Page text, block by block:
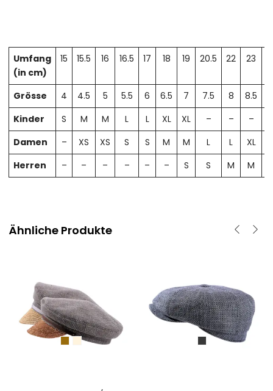
Umfang
(in cm)
15 15.5 16 16.5 17 18 19 20.5 22 23
Grösse 4 4.5 5 5.5 6 6.5 7 7.5 8 8.5
Kinder
S M M L L XL XL – – –
Damen
– XS XS S S M M L L XL
Herren
– – – – – – S S M M
Ähnliche Produkte